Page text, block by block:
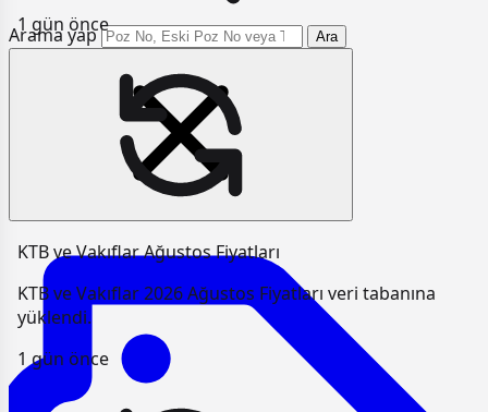
Arama yap Ara
1 gün önce
KTB ve Vakıflar Ağustos Fiyatları
KTB ve Vakıflar 2026 Ağustos Fiyatları veri tabanına
yüklendi.
1 gün önce